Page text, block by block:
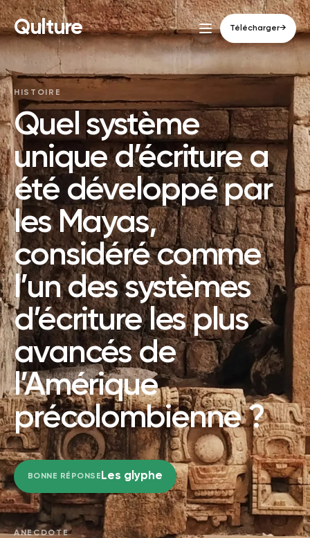
Qulture Télécharger→
HISTOIRE
Quel système
unique d’écriture a
été développé par
les Mayas,
considéré comme
l’un des systèmes
d’écriture les plus
avancés de
l’Amérique
précolombienne ?
BONNE RÉPONSE Les glyphe
ANECDOTE